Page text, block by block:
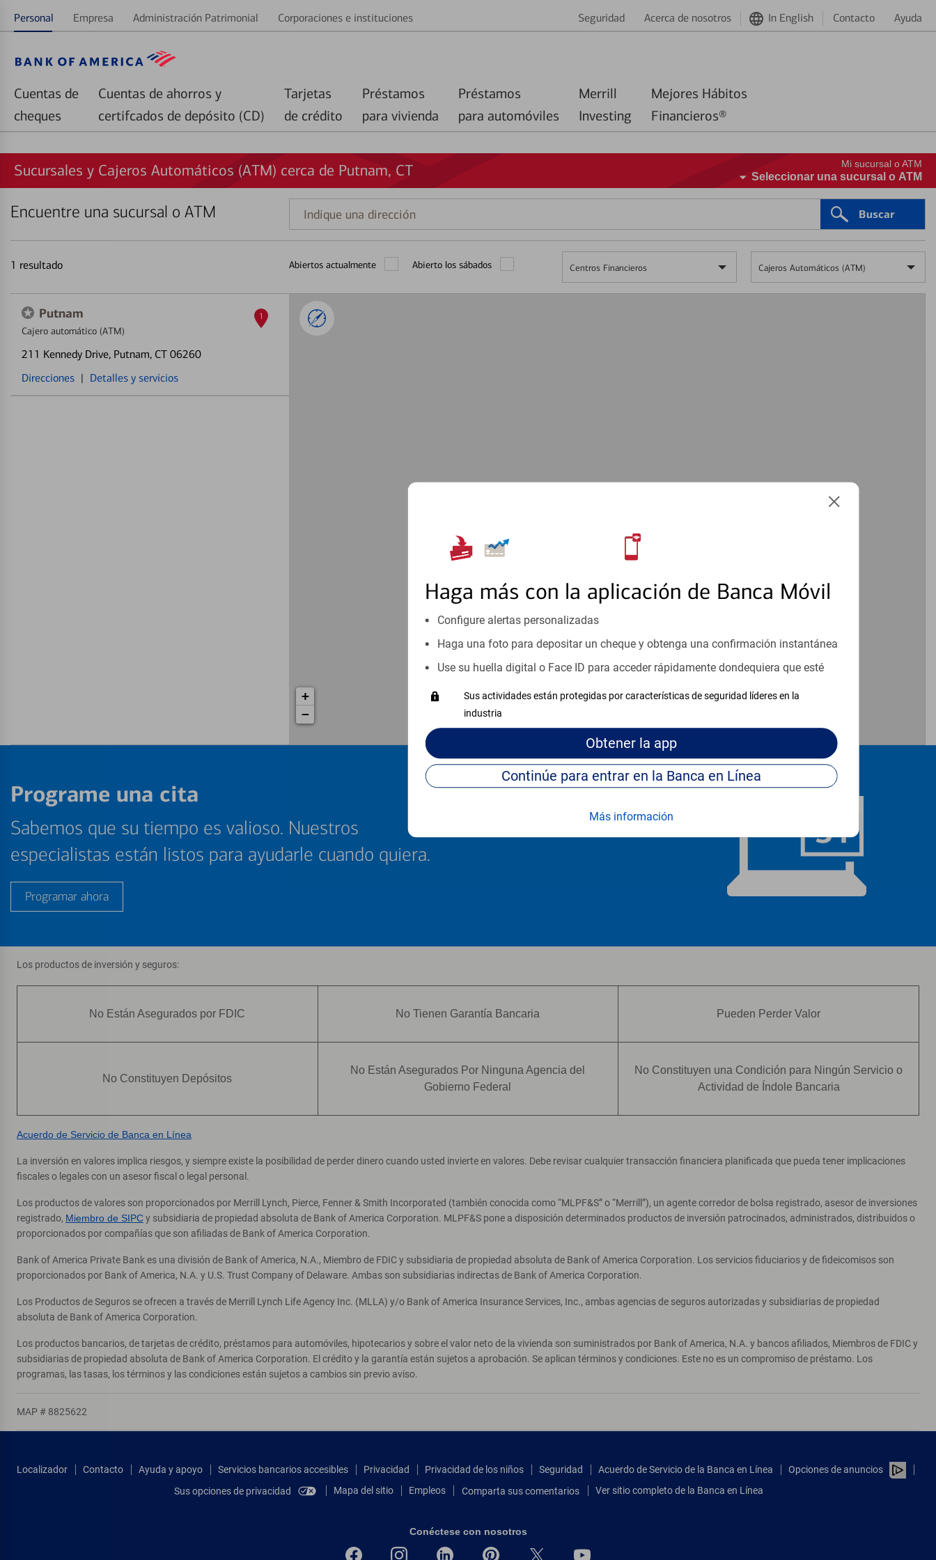
Personal Empresa Administración Patrimonial Corporaciones e instituciones Seguridad Acerca de nosotros In English Contacto Ayuda
Cuentas de
cheques
Cuentas de ahorros y
certifcados de depósito (CD)
Tarjetas
de crédito
Préstamos
para vivienda
Préstamos
para automóviles
Merrill
Investing
Mejores Hábitos
Financieros®
Haga más con la aplicación de Banca Móvil
Configure alertas personalizadas
Haga una foto para depositar un cheque y obtenga una confirmación instantánea
Use su huella digital o Face ID para acceder rápidamente dondequiera que esté
Sus actividades están protegidas por características de seguridad líderes en la
industria
Obtener la app
Continúe para entrar en la Banca en Línea
Más información
Sucursales y Cajeros Automáticos (ATM) cerca de Putnam, CT Mi sucursal o ATM
Seleccionar una sucursal o ATM
Encuentre una sucursal o ATM
Indique
una
Buscar
1 resultado Abiertos actualmente Abierto los sábados Centros Financieros Cajeros Automáticos (ATM)
Putnam
Cajero automático (ATM)
211 Kennedy Drive, Putnam, CT 06260
Direcciones | Detalles y servicios
1
+
−
Programe una cita
Sabemos que su tiempo es valioso. Nuestros
especialistas están listos para ayudarle cuando quiera.
Programar ahora
Los productos de inversión y seguros:
No Están Asegurados por FDIC No Tienen Garantía Bancaria Pueden Perder Valor
No Constituyen Depósitos
No Están Asegurados Por Ninguna Agencia del
Gobierno Federal
No Constituyen una Condición para Ningún Servicio o
Actividad de Índole Bancaria
Acuerdo de Servicio de Banca en Línea
La inversión en valores implica riesgos, y siempre existe la posibilidad de perder dinero cuando usted invierte en valores. Debe revisar cualquier transacción financiera planificada que pueda tener implicaciones
fiscales o legales con un asesor fiscal o legal personal.
Los productos de valores son proporcionados por Merrill Lynch, Pierce, Fenner & Smith Incorporated (también conocida como “MLPF&S” o “Merrill”), un agente corredor de bolsa registrado, asesor de inversiones
registrado, Miembro de SIPCy subsidiaria de propiedad absoluta de Bank of America Corporation. MLPF&S pone a disposición determinados productos de inversión patrocinados, administrados, distribuidos o
proporcionados por compañías que son afiliadas de Bank of America Corporation.
Bank of America Private Bank es una división de Bank of America, N.A., Miembro de FDIC y subsidiaria de propiedad absoluta de Bank of America Corporation. Los servicios fiduciarios y de fideicomisos son
proporcionados por Bank of America, N.A. y U.S. Trust Company of Delaware. Ambas son subsidiarias indirectas de Bank of America Corporation.
Los Productos de Seguros se ofrecen a través de Merrill Lynch Life Agency Inc. (MLLA) y/o Bank of America Insurance Services, Inc., ambas agencias de seguros autorizadas y subsidiarias de propiedad
absoluta de Bank of America Corporation.
Los productos bancarios, de tarjetas de crédito, préstamos para automóviles, hipotecarios y sobre el valor neto de la vivienda son suministrados por Bank of America, N.A. y bancos afiliados, Miembros de FDIC y
subsidiarias de propiedad absoluta de Bank of America Corporation. El crédito y la garantía están sujetos a aprobación. Se aplican términos y condiciones. Este no es un compromiso de préstamo. Los
programas, las tasas, los términos y las condiciones están sujetos a cambios sin previo aviso.
MAP # 8825622
Localizador Contacto Ayuda y apoyo Servicios bancarios accesibles Privacidad Privacidad de los niños Seguridad Acuerdo de Servicio de la Banca en Línea
Opciones de anuncios
Sus opciones de privacidad
Mapa del sitio Empleos Comparta sus comentarios Ver sitio completo de la Banca en Línea
Conéctese con nosotros